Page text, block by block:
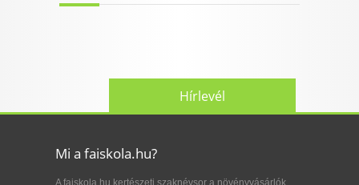
Hírlevél
Mi a faiskola.hu?
A faiskola.hu kertészeti szaknévsor a növényvásárlók